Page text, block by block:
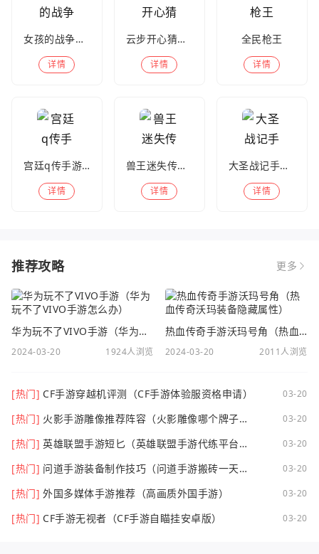
女孩的战争手机版(暂未上线)
详情
云步开心猜歌名
详情
全民枪王
详情
宫廷q传手游百度版
详情
兽王迷失传奇高爆版
详情
大圣战记手游官方版
详情
推荐攻略 更多
华为玩不了VIVO手游（华为玩不了VIVO手游怎么办）
2024-03-20 1924人浏览
热血传奇手游沃玛号角（热血传奇沃玛装备隐藏属性）
2024-03-20 2011人浏览
[热门] CF手游穿越机评测（CF手游体验服资格申请） 03-20
[热门] 火影手游雕像推荐阵容（火影雕像哪个牌子
03-20
[热门] 英雄联盟手游短匕（英雄联盟手游代练平台哪
03-20
[热门] 问道手游装备制作技巧（问道手游搬砖一天可
03-20
[热门] 外国多媒体手游推荐（高画质外国手游） 03-20
[热门] CF手游无视者（CF手游自瞄挂安卓版） 03-20